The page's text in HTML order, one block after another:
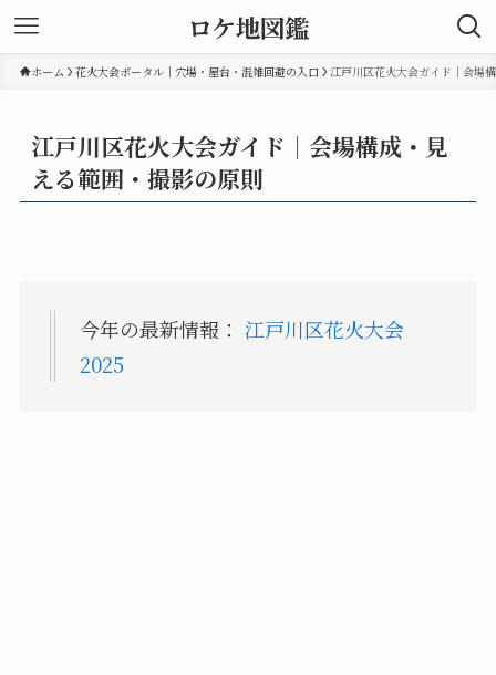
ロケ地図鑑
ホーム 花火大会ポータル｜穴場・屋台・混雑回避の入口 江戸川区花火大会ガイド｜会場
江戸川区花火大会ガイド｜会場構成・見
える範囲・撮影の原則
今年の最新情報： 江戸川区花火大会
2025